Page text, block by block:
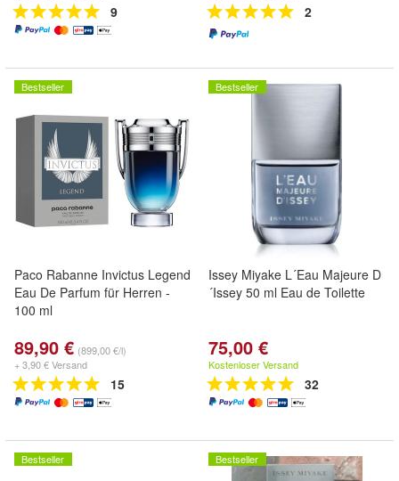
9 2
Bestseller
Paco Rabanne Invictus Legend
Eau De Parfum für Herren -
100 ml
89,90 € (899,00 €/l)
+ 3,90 € Versand
15
Bestseller
Issey Miyake L´Eau Majeure D
´Issey 50 ml Eau de Toilette
75,00 €
Kostenloser Versand
32
Bestseller Bestseller